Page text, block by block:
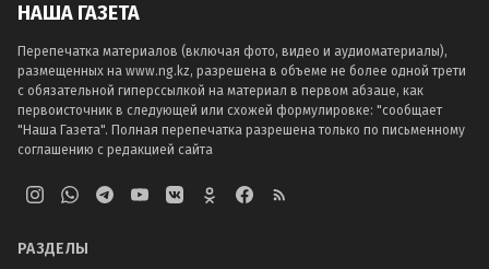
НАША ГАЗЕТА
Перепечатка материалов (включая фото, видео и аудиоматериалы),
размещенных на www.ng.kz, разрешена в объеме не более одной трети
с обязательной гиперссылкой на материал в первом абзаце, как
первоисточник в следующей или схожей формулировке: "сообщает
"Наша Газета". Полная перепечатка разрешена только по письменному
соглашению с редакцией сайта
РАЗДЕЛЫ